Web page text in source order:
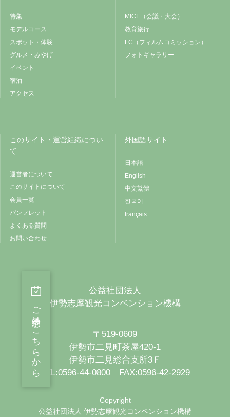
ご予約はこちらから
特集
モデルコース
スポット・体験
グルメ・みやげ
イベント
宿泊
アクセス
MICE（会議・大会）
教育旅行
FC（フィルムコミッション）
フォトギャラリー
このサイト・運営組織につい
て
運営者について
このサイトについて
会員一覧
パンフレット
よくある質問
お問い合わせ
外国語サイト
日本語
English
中文繁體
한국어
français
公益社団法人
伊勢志摩観光コンベンション機構
〒519-0609
伊勢市二見町茶屋420-1
伊勢市二見総合支所3Ｆ
TEL:0596-44-0800 FAX:0596-42-2929
Copyright
公益社団法人 伊勢志摩観光コンベンション機構